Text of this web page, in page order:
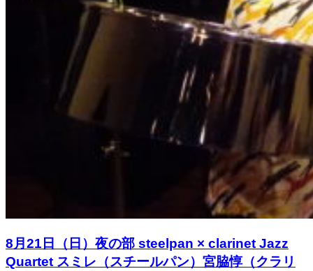
8月21日（日）夜の部 steelpan × clarinet Jazz
Quartet スミレ（スチールパン）宮脇惇（クラリ